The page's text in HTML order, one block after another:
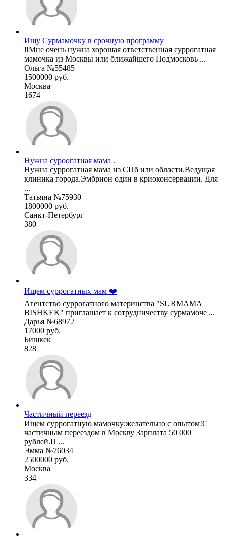
Ищу Сурмамочку в срочную программу
‼️Мне очень нужна хорошая ответственная суррогатная
мамочка из Москвы или ближайшего Подмосковь ...
Ольга №55485
1500000 руб.
Москва
1674
Нужна суроогатная мама .
Нужна суррогатная мама из СПб или области.Ведущая
клиника города.Эмбрион один в криоконсервации. Для
...
Татьяна №75930
1800000 руб.
Санкт-Петербург
380
Ищем суррогатных мам ❤️
Агентство суррогатного материнства "SURMAMA
BISHKEK" приглашает к сотрудничеству сурмамоче ...
Дарья №68972
17000 руб.
Бишкек
828
Частичный переезд
Ищем суррогатную мамочку:желательно с опытом!С
частичным переездом в Москву Зарплата 50 000
рублей.П ...
Эмма №76034
2500000 руб.
Москва
334